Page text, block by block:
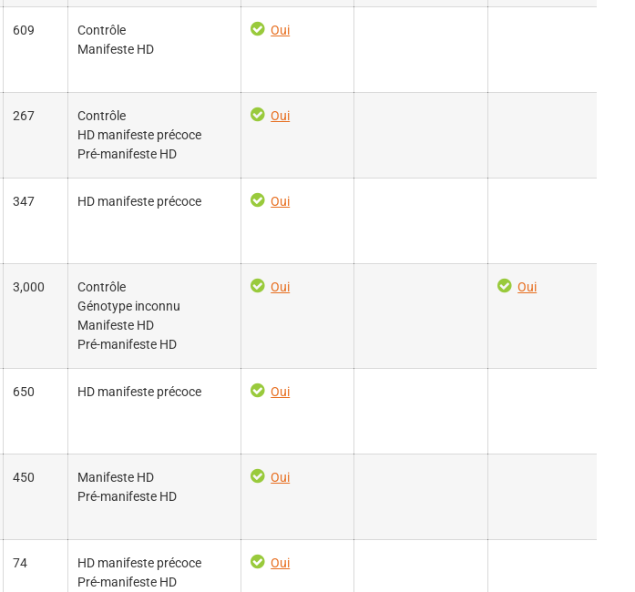
609
Contrôle
Manifeste HD
Oui
267
Contrôle
HD manifeste précoce
Pré-manifeste HD
Oui
347 HD manifeste précoce Oui
3,000
Contrôle
Génotype inconnu
Manifeste HD
Pré-manifeste HD
Oui Oui
650 HD manifeste précoce Oui
450
Manifeste HD
Pré-manifeste HD
Oui
74
HD manifeste précoce
Pré-manifeste HD
Oui